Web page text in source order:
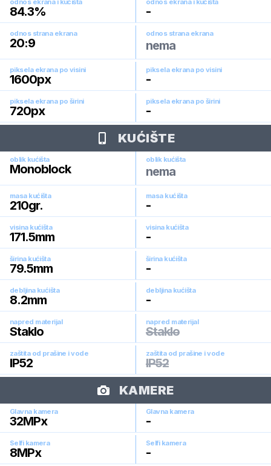
odnos ekrana i kućišta
84.3%
odnos ekrana i kućišta
-
odnos strana ekrana
20:9
odnos strana ekrana
nema
piksela ekrana po visini
1600px
piksela ekrana po visini
-
piksela ekrana po širini
720px
piksela ekrana po širini
-
KUĆIŠTE
oblik kućišta
Monoblock
oblik kućišta
nema
masa kućišta
210gr.
masa kućišta
-
visina kućišta
171.5mm
visina kućišta
-
širina kućišta
79.5mm
širina kućišta
-
debljina kućišta
8.2mm
debljina kućišta
-
napred materijal
Staklo
napred materijal
Staklo
zaštita od prašine i vode
IP52
zaštita od prašine i vode
IP52
KAMERE
Glavna kamera
32MPx
Glavna kamera
-
Selfi kamera
8MPx
Selfi kamera
-